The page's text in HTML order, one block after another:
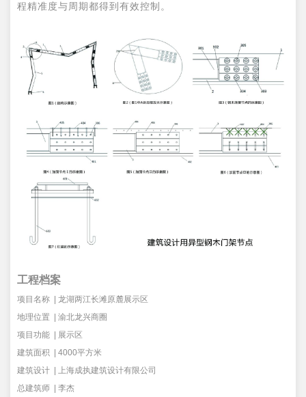
程精准度与周期都得到有效控制。
工程档案
项目名称 | 龙湖两江长滩原麓展示区
地理位置 | 渝北龙兴商圈
项目功能 | 展示区
建筑面积 | 4000平方米
建筑设计 | 上海成执建筑设计有限公司
总建筑师 | 李杰